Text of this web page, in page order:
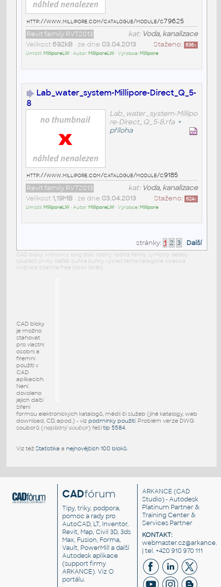
http://www.millipore.com/catalogue/module/c79625
kat: Voda, kanalizace
Revit family RVT2013
Staženo: 636x
Velikost 692kB• ze dne 03.04.2013
Umístil: MilliporeLW• Autor: MilliporeLW• Výrobce: Millipore
Lab_water_system-Millipore-Direct_Q_5-
8
Lab_water_system-Millipo
re-Direct_Q_5-8.rfa +
příloha
http://www.millipore.com/catalogue/module/c9185
kat: Voda, kanalizace
Revit family RVT2013
Staženo: 624x
Velikost 1,19MB• ze dne 03.04.2013
Umístil: MilliporeLW• Autor: MilliporeLW• Výrobce: Millipore
stránky: 1 2 3 Další
CAD bloky: knihovny dwg blok rodiny rodina family symboly detaily
součásti prvky stafáž buňka buňky výkres téma kategorie kolekce
knižnica zdarma free block library
CAD bloky
je možno
stahovat
pro vlastní
osobní a
firemní
použití v
CAD
aplikacích.
Není
dovoleno
jejich další
šíření
formou elektronických katalogů, médií či služeb (jiné katalogy, web
download, CD, apod.) - viz podmínky použití. Problém verze DWG
souborů (neplatný soubor) řešítip 5584.
Viz též Statistika a nejnovějších 100 bloků.
CADfórum
Tipy, triky, podpora,
pomoc a rady pro
AutoCAD, LT, Inventor,
Revit, Map, Civil 3D, 3ds
Max, Fusion, Forma,
Vault, PowerMill a další
Autodesk aplikace
(support firmy
ARKANCE). VizO
portálu.
ARKANCE (CAD
Studio) - Autodesk
Platinum Partner &
Training Center &
Services Partner
KONTAKT:
| tel. +420 910 970 111